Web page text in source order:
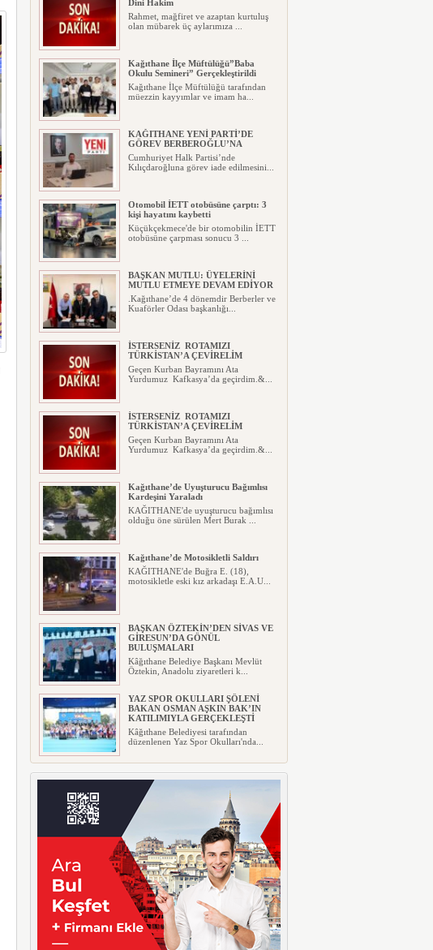
Dini Hakim
Rahmet, mağfiret ve azaptan kurtuluş
olan mübarek üç aylarımıza ...
Kağıthane İlçe Müftülüğü”Baba
Okulu Semineri” Gerçekleştirildi
Kağıthane İlçe Müftülüğü tarafından
müezzin kayyımlar ve imam ha...
KAĞITHANE YENİ PARTİ’DE
GÖREV BERBEROĞLU’NA
Cumhuriyet Halk Partisi’nde
Kılıçdaroğluna görev iade edilmesini...
Otomobil İETT otobüsüne çarptı: 3
kişi hayatını kaybetti
Küçükçekmece'de bir otomobilin İETT
otobüsüne çarpması sonucu 3 ...
BAŞKAN MUTLU: ÜYELERİNİ
MUTLU ETMEYE DEVAM EDİYOR
.Kağıthane’de 4 dönemdir Berberler ve
Kuaförler Odası başkanlığı...
İSTERSENİZ ROTAMIZI
TÜRKİSTAN’A ÇEVİRELİM
Geçen Kurban Bayramını Ata
Yurdumuz Kafkasya’da geçirdim.&...
İSTERSENİZ ROTAMIZI
TÜRKİSTAN’A ÇEVİRELİM
Geçen Kurban Bayramını Ata
Yurdumuz Kafkasya’da geçirdim.&...
Kağıthane’de Uyuşturucu Bağımlısı
Kardeşini Yaraladı
KAĞITHANE'de uyuşturucu bağımlısı
olduğu öne sürülen Mert Burak ...
Kağıthane’de Motosikletli Saldırı
KAĞITHANE'de Buğra E. (18),
motosikletle eski kız arkadaşı E.A.U...
BAŞKAN ÖZTEKİN’DEN SİVAS VE
GİRESUN’DA GÖNÜL
BULUŞMALARI
Kâğıthane Belediye Başkanı Mevlüt
Öztekin, Anadolu ziyaretleri k...
YAZ SPOR OKULLARI ŞÖLENİ
BAKAN OSMAN AŞKIN BAK’IN
KATILIMIYLA GERÇEKLEŞTİ
Kâğıthane Belediyesi tarafından
düzenlenen Yaz Spor Okulları'nda...